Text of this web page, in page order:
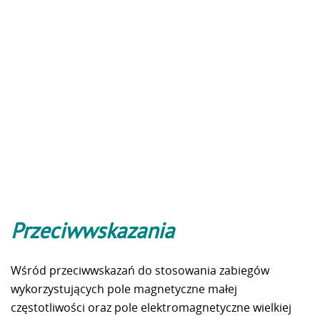
Przeciwwskazania
Wśród przeciwwskazań do stosowania zabiegów
wykorzystujących pole magnetyczne małej
częstotliwości oraz pole elektromagnetyczne wielkiej